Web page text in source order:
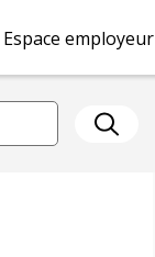
Espace employeur